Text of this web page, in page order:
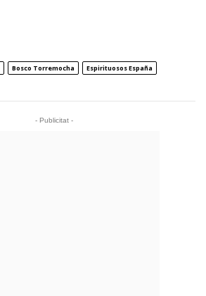
Bosco Torremocha
Espirituosos España
- Publicitat -